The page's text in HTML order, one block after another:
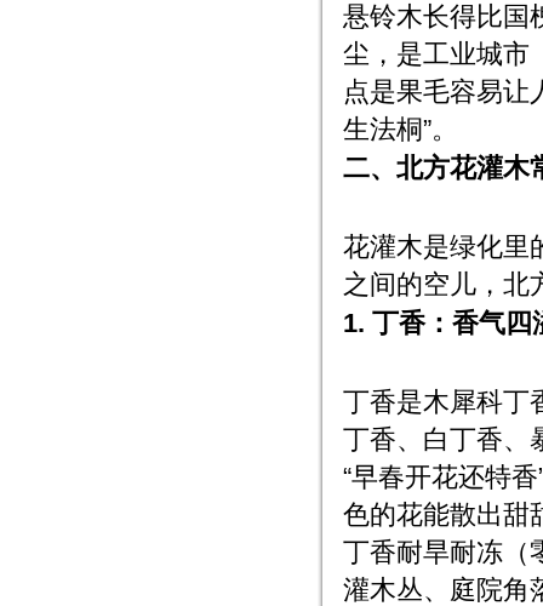
悬铃木长得比国
尘，是工业城市
点是果毛容易让
生法桐”。
二、北方花灌木
花灌木是绿化里
之间的空儿，北
1. 丁香：香气四
丁香是木犀科丁
丁香、白丁香、
“早春开花还特
色的花能散出甜
丁香耐旱耐冻（
灌木丛、庭院角